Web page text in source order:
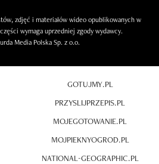
zdjęć i materiałów wideo opublikowanych w
wymaga uprzedniej zgody wydawcy.
Media Polska Sp. z o.o.
GOTUJMY.PL
PRZYSLIJPRZEPIS.PL
MOJEGOTOWANIE.PL
MOJPIEKNYOGROD.PL
NATIONAL-GEOGRAPHIC.PL